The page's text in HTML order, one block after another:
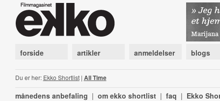
forside artikler anmeldelser blogs
Du er her: Ekko Shortlist| All Time
månedens anbefaling | om ekko shortlist | faq | Ekko